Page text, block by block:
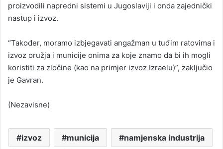
proizvodili napredni sistemi u Jugoslaviji i onda zajednički
nastup i izvoz.
“Također, moramo izbjegavati angažman u tuđim ratovima i
izvoz oružja i municije onima za koje znamo da bi ih mogli
koristiti za zločine (kao na primjer izvoz Izraelu)”, zaključio
je Gavran.
(Nezavisne)
izvoz municija namjenska industrija